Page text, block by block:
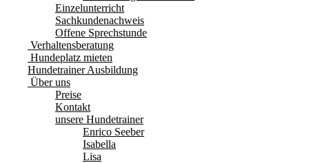
Einzelunterricht
Sachkundenachweis
Offene Sprechstunde
Verhaltensberatung
Hundeplatz mieten
Hundetrainer Ausbildung
Über uns
Preise
Kontakt
unsere Hundetrainer
Enrico Seeber
Isabella
Lisa